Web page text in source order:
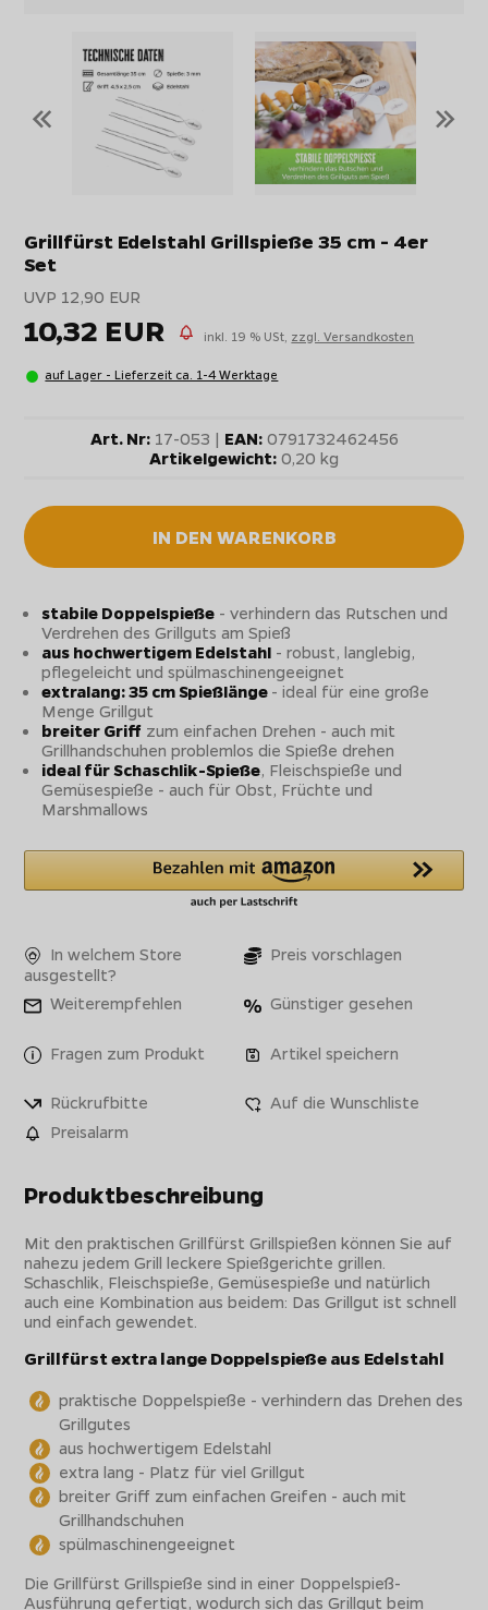
« »
Grillfürst Edelstahl Grillspieße 35 cm - 4er
Set
UVP 12,90 EUR
10,32 EUR inkl. 19 % USt, zzgl. Versandkosten
auf Lager - Lieferzeit ca. 1-4 Werktage
Art. Nr:17-053 | EAN:0791732462456
Artikelgewicht: 0,20 kg
IN DEN WARENKORB
stabile Doppelspieße - verhindern das Rutschen und
Verdrehen des Grillguts am Spieß
aus hochwertigem Edelstahl - robust, langlebig,
pflegeleicht und spülmaschinengeeignet
extralang: 35 cm Spießlänge - ideal für eine große
Menge Grillgut
breiter Griff zum einfachen Drehen - auch mit
Grillhandschuhen problemlos die Spieße drehen
ideal für Schaschlik-Spieße, Fleischspieße und
Gemüsespieße - auch für Obst, Früchte und
Marshmallows
In welchem Store
ausgestellt?
Preis vorschlagen
Weiterempfehlen Günstiger gesehen
Fragen zum Produkt Artikel speichern
Rückrufbitte
Auf die Wunschliste
Preisalarm
Produktbeschreibung
Mit den praktischen Grillfürst Grillspießen können Sie auf
nahezu jedem Grill leckere Spießgerichte grillen.
Schaschlik, Fleischspieße, Gemüsespieße und natürlich
auch eine Kombination aus beidem: Das Grillgut ist schnell
und einfach gewendet.
Grillfürst extra lange Doppelspieße aus Edelstahl
praktische Doppelspieße - verhindern das Drehen des
Grillgutes
aus hochwertigem Edelstahl
extra lang - Platz für viel Grillgut
breiter Griff zum einfachen Greifen - auch mit
Grillhandschuhen
spülmaschinengeeignet
Die Grillfürst Grillspieße sind in einer Doppelspieß-
Ausführung gefertigt, wodurch sich das Grillgut beim